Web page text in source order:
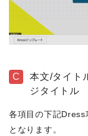
C
本文/タイト
ジタイトル
各項目の下記Dress
となります。